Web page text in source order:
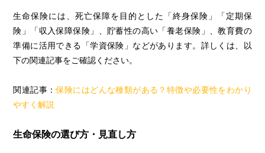
生命保険には、死亡保障を目的とした「終身保険」「定期保
険」「収入保障保険」、貯蓄性の高い「養老保険」、教育費の
準備に活用できる「学資保険」などがあります。詳しくは、以
下の関連記事をご確認ください。
関連記事：保険にはどんな種類がある？特徴や必要性をわかり
やすく解説
生命保険の選び方・見直し方